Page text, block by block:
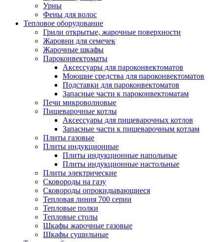
Урны
Фены для волос
Тепловое оборудование
Грили открытые, жарочные поверхности
Жаровни для семечек
Жарочные шкафы
Пароконвектоматы
Аксессуары для пароконвектоматов
Моющие средства для пароконвектоматов
Подставки для пароконвектоматов
Запасные части к пароконвектоматам
Печи микроволновые
Пищеварочные котлы
Аксессуары для пищеварочных котлов
Запасные части к пищеварочным котлам
Плиты газовые
Плиты индукционные
Плиты индукционные напольные
Плиты индукционные настольные
Плиты электрические
Сковороды на газу
Сковороды опрокидывающиеся
Тепловая линия 700 серии
Тепловые полки
Тепловые столы
Шкафы жарочные газовые
Шкафы сушильные